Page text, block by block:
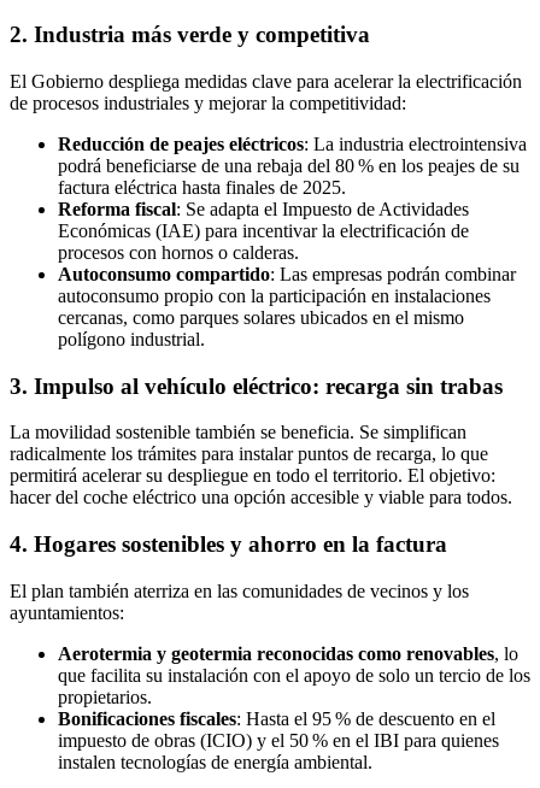
2. Industria más verde y competitiva
El Gobierno despliega medidas clave para acelerar la electrificación
de procesos industriales y mejorar la competitividad:
Reducción de peajes eléctricos: La industria electrointensiva
podrá beneficiarse de una rebaja del 80 % en los peajes de su
factura eléctrica hasta finales de 2025.
Reforma fiscal: Se adapta el Impuesto de Actividades
Económicas (IAE) para incentivar la electrificación de
procesos con hornos o calderas.
Autoconsumo compartido: Las empresas podrán combinar
autoconsumo propio con la participación en instalaciones
cercanas, como parques solares ubicados en el mismo
polígono industrial.
3. Impulso al vehículo eléctrico: recarga sin trabas
La movilidad sostenible también se beneficia. Se simplifican
radicalmente los trámites para instalar puntos de recarga, lo que
permitirá acelerar su despliegue en todo el territorio. El objetivo:
hacer del coche eléctrico una opción accesible y viable para todos.
4. Hogares sostenibles y ahorro en la factura
El plan también aterriza en las comunidades de vecinos y los
ayuntamientos:
Aerotermia y geotermia reconocidas como renovables, lo
que facilita su instalación con el apoyo de solo un tercio de los
propietarios.
Bonificaciones fiscales: Hasta el 95 % de descuento en el
impuesto de obras (ICIO) y el 50 % en el IBI para quienes
instalen tecnologías de energía ambiental.